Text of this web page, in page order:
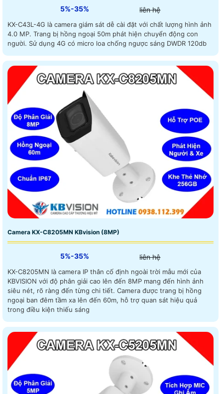
5%-35% liên hệ
KX-C43L-4G là camera giám sát dễ cài đặt với chất lượng hình ảnh
4.0 MP. Trang bị hồng ngoại 50m phát hiện chuyển động con
người. Sử dụng 4G có micro loa chống ngược sáng DWDR 120db
Camera KX-C8205MN KBvision (8MP)
5%-35% liên hệ
KX-C8205MN là camera IP thân cố định ngoài trời mẫu mới của
KBVISION với độ phân giải cao lên đến 8MP mang đến hình ảnh
siêu nét, rõ ràng đến từng chi tiết. Camera được trang bị hồng
ngoại ban đêm tầm xa lên đến 60m, hỗ trợ quan sát hiệu quả
trong điều kiện thiếu sáng